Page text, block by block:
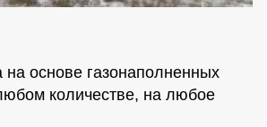
на основе газонаполненных
количестве, на любое